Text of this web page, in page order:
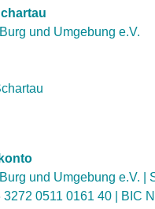
und Umgebung e.V.
und Umgebung e.V. |
3272 0511 0161 40 | BIC